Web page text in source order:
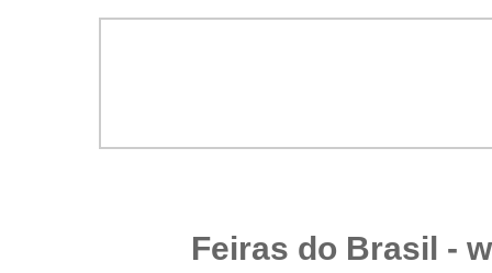
Feiras do Brasil -